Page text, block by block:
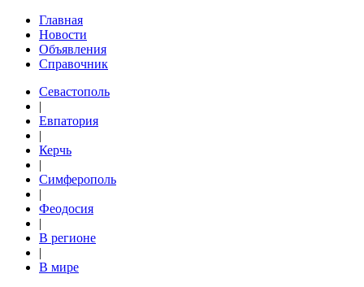
Главная
Новости
Объявления
Справочник
Севастополь
|
Евпатория
|
Керчь
|
Симферополь
|
Феодосия
|
В регионе
|
В мире